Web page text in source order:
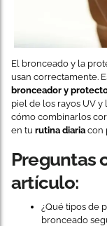
El bronceado y la
usan correctamente.
bronceador y
piel de los rayos UV
cómo combinarlos
en tu rutina diaria con
Preguntas
artículo:
¿Qué tipos de
bronceado